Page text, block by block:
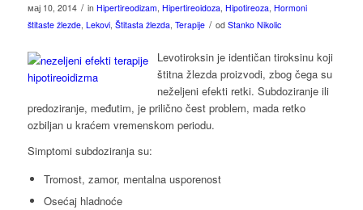
мај 10, 2014 / in Hipertireodizam, Hipertireoidoza, Hipotireoza, Hormoni
štitaste žlezde, Lekovi, Štitasta žlezda, Terapije / od Stanko Nikolic
Levotiroksin je identičan tiroksinu koji
štitna žlezda proizvodi, zbog čega su
neželjeni efekti retki. Subdoziranje ili
predoziranje, međutim, je prilično čest problem, mada retko
ozbiljan u kraćem vremenskom periodu.
Simptomi subdoziranja su:
Tromost, zamor, mentalna usporenost
Osećaj hladnoće